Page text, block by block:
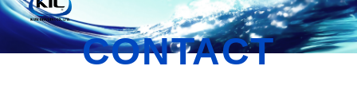
CONTACT